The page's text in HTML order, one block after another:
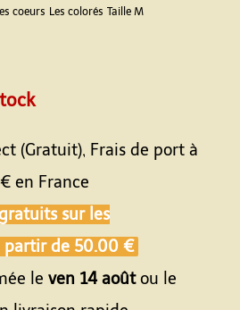
coeurs Les colorés Taille M
(Gratuit), Frais de port à
en France
sur les
partir de 50.00 €
le ven 14 aoûtou le